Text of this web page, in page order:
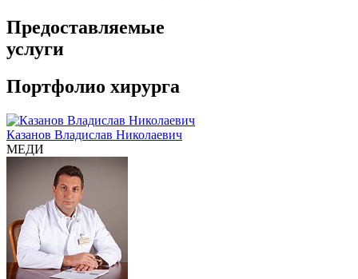
Предоставляемые
услуги
Портфолио хирурга
Казанов Владислав Николаевич
МЕДИ